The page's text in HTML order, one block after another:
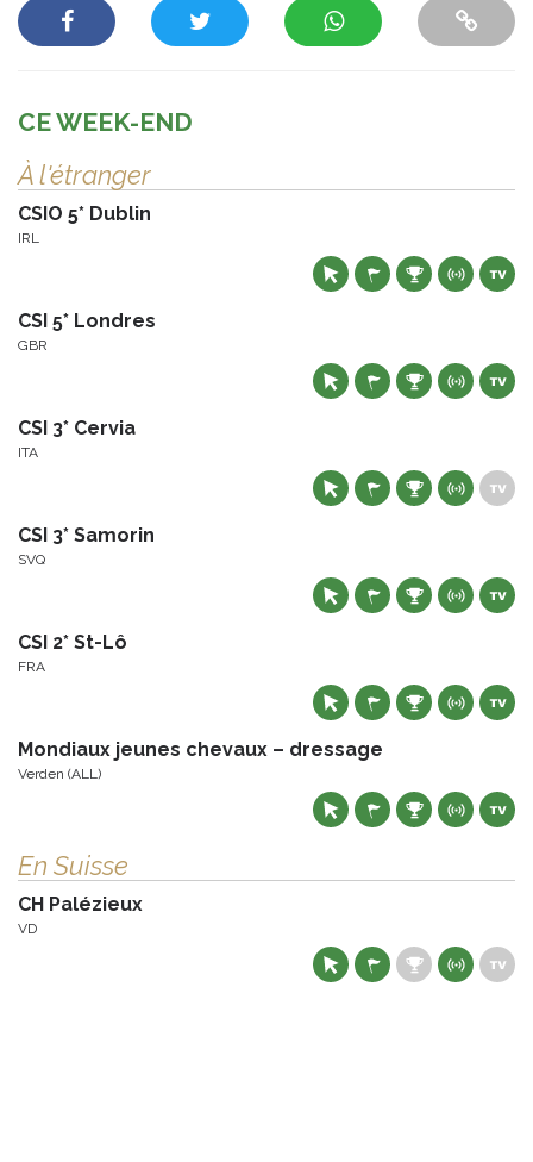
CE WEEK-END
À l'étranger
CSIO 5* Dublin
IRL
CSI 5* Londres
GBR
CSI 3* Cervia
ITA
CSI 3* Samorin
SVQ
CSI 2* St-Lô
FRA
Mondiaux jeunes chevaux – dressage
Verden (ALL)
En Suisse
CH Palézieux
VD